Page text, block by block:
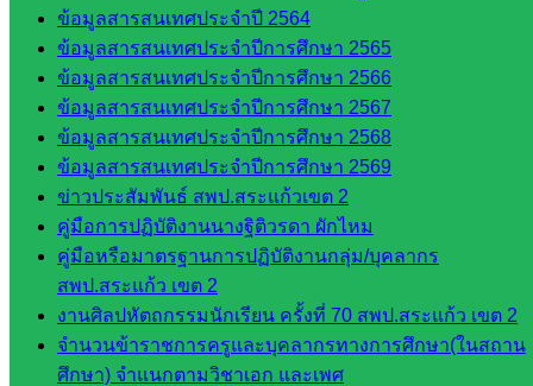
ข้อมูลสารสนเทศประจำปี 2564
ข้อมูลสารสนเทศประจำปีการศึกษา 2565
ข้อมูลสารสนเทศประจำปีการศึกษา 2566
ข้อมูลสารสนเทศประจำปีการศึกษา 2567
ข้อมูลสารสนเทศประจำปีการศึกษา 2568
ข้อมูลสารสนเทศประจำปีการศึกษา 2569
ข่าวประสัมพันธ์ สพป.สระแก้วเขต 2
คู่มือการปฏิบัติงานนางฐิติวรดา ผักไหม
คู่มือหรือมาตรฐานการปฏิบัติงานกลุ่ม/บุคลากร
สพป.สระแก้ว เขต 2
งานศิลปหัตถกรรมนักเรียน ครั้งที่ 70 สพป.สระแก้ว เขต 2
จำนวนข้าราชการครูและบุคลากรทางการศึกษา(ในสถาน
ศึกษา) จำแนกตามวิชาเอก และเพศ
เขต 1
โรงเรียน
ในสังกัด
สพป.สระแก้ว
เขต 2
วิทยาลัย
เทคนิค
สระแก้ว
วิทยาลัย
เทคนิค
วังน้ำเย็น
กศน.สระแก้ว